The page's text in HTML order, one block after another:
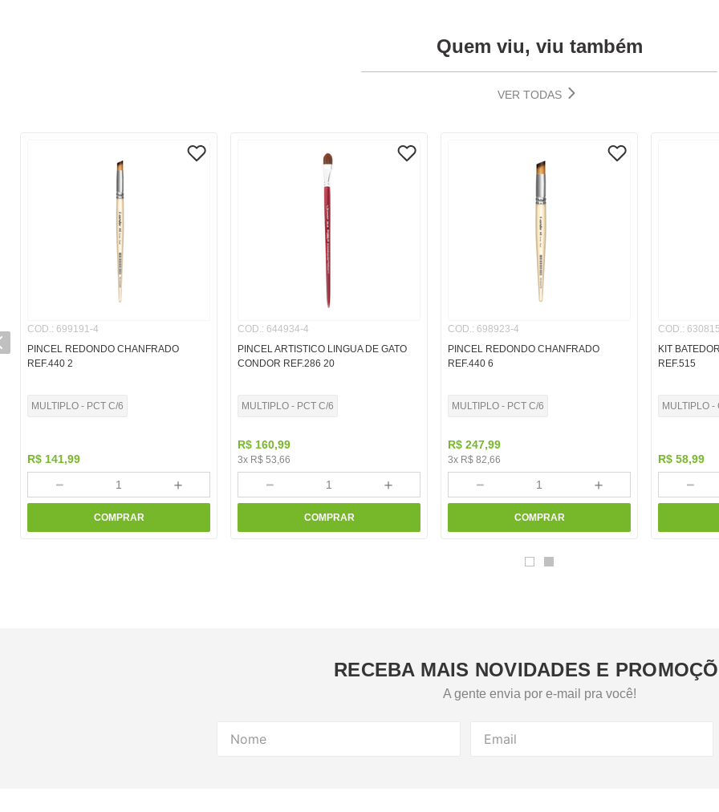
Quem viu, viu também
VER TODAS
COD.: 699191-4
PINCEL REDONDO CHANFRADO
REF.440 2
MULTIPLO - PCT C/6
R$ 141,99
＋
－
COMPRAR
COD.: 644934-4
PINCEL ARTISTICO LINGUA DE GATO
CONDOR REF.286 20
MULTIPLO - PCT C/6
R$ 160,99
3x R$ 53,66
＋
－
COMPRAR
COD.: 698923-4
PINCEL REDONDO CHANFRADO
REF.440 6
MULTIPLO - PCT C/6
R$ 247,99
3x R$ 82,66
＋
－
COMPRAR
COD.:
KIT
REF.515
MULTIPLO -
R$ 58,99
－
RECEBA MAIS NOVIDADES E
A gente envia por e-mail pra você!